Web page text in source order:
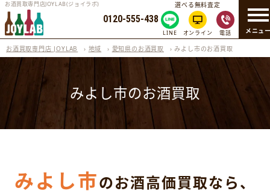
メニュ
お酒買取専門店JOYLAB(ジョイラボ)
0120-555-438
選べる無料査定
LINE オンライン 電話
お酒買取専門店 JOYLAB › 地域 › 愛知県のお酒買取 ›みよし市のお酒買取
みよし市のお酒買取
みよし市のお酒高価買取なら、